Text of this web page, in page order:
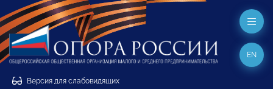
Версия для слабовидящих
EN